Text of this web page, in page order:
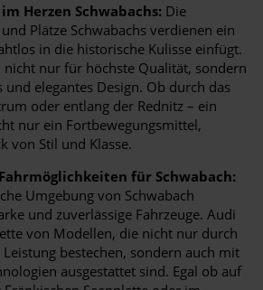
Herzen Schwabachs: Die
Plätze Schwabachs verdienen ein
in die historische Kulisse einfügt.
nur für höchste Qualität, sondern
und elegantes Design. Ob durch das
oder entlang der Rednitz – ein
nur ein Fortbewegungsmittel,
von Stil und Klasse.
für Schwabach:
Umgebung von Schwabach
und zuverlässige Fahrzeuge. Audi
von Modellen, die nicht nur durch
bestechen, sondern auch mit
ausgestattet sind. Egal ob auf